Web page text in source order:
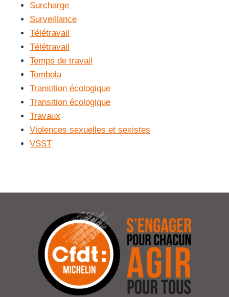
Surcharge
Surveillance
Télétravail
Télétravail
Temps de travail
Tombola
Transition écologique
Transition écologique
Travaux
Violences sexuelles et sexistes
VSST